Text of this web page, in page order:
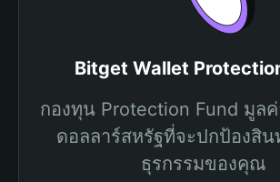
Bitget Wallet
กองทุน Protection Fund มูล
ดอลลาร์สหรัฐที่จะปกป้องสิน
ธุรกรรมของคุณ